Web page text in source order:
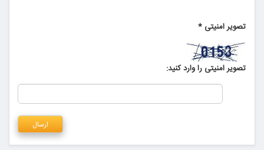
تصویر امنیتی *
تصویر امنیتی را وارد کنید: